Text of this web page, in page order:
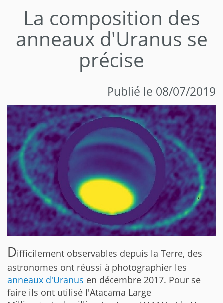
La composition des
anneaux d'Uranus se
précise
Publié le 08/07/2019
Difficilement observables depuis la Terre, des
astronomes ont réussi à photographier les
anneaux d'Uranus en décembre 2017. Pour se
faire ils ont utilisé l'Atacama Large